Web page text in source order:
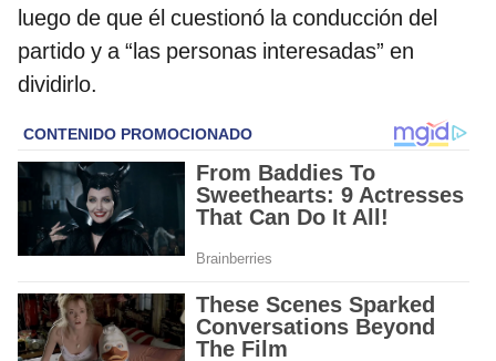
luego de que él cuestionó la conducción del
partido y a “las personas interesadas” en
dividirlo.